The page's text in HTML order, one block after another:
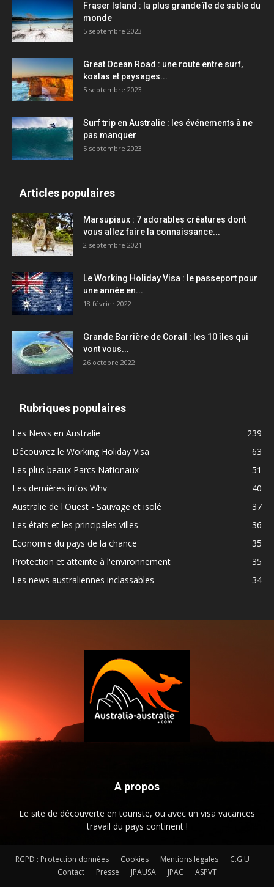
Fraser Island : la plus grande île de sable du
monde
5 septembre 2023
Great Ocean Road : une route entre surf,
koalas et paysages...
5 septembre 2023
Surf trip en Australie : les événements à ne
pas manquer
5 septembre 2023
Articles populaires
Marsupiaux : 7 adorables créatures dont
vous allez faire la connaissance...
2 septembre 2021
Le Working Holiday Visa : le passeport pour
une année en...
18 février 2022
Grande Barrière de Corail : les 10 îles qui
vont vous...
26 octobre 2022
Rubriques populaires
Les News en Australie
239
Découvrez le Working Holiday Visa
63
Les plus beaux Parcs Nationaux
51
Les dernières infos Whv
40
Australie de l'Ouest - Sauvage et isolé
37
Les états et les principales villes
36
Economie du pays de la chance
35
Protection et atteinte à l'environnement
35
Les news australiennes inclassables
34
A propos
Le site de découverte en touriste, ou avec un visa vacances
travail du pays continent !
RGPD : Protection données Cookies Mentions légales
C.G.U
Contact
Presse JPAUSA JPAC ASPVT